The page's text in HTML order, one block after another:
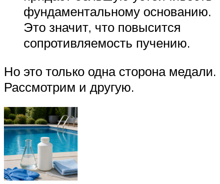
фундаментальному основанию.
Это значит, что повысится
сопротивляемость пучению.
Но это только одна сторона медали.
Рассмотрим и другую.